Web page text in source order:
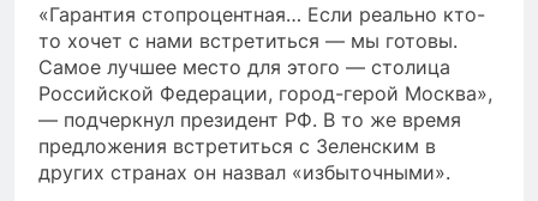
«Гарантия стопроцентная… Если реально кто-
то хочет с нами встретиться — мы готовы.
Самое лучшее место для этого — столица
Российской Федерации, город-герой Москва»,
— подчеркнул президент РФ. В то же время
предложения встретиться с Зеленским в
других странах он назвал «избыточными».